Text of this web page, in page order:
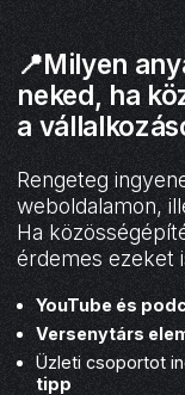
📍Milyen
neked, ha
a
Rengeteg
weboldalamon,
Ha
érdemes ezeket
YouTube és
Versenytárs
Üzleti csoportot
tipp